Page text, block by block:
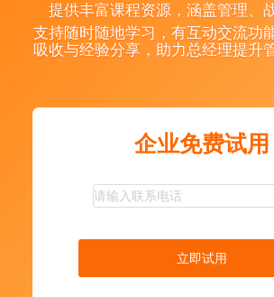
提供丰富课程资源，涵盖管理、
支持随时随地学习，有互动交流功
吸收与经验分享，助力总经理提升
企业免费试用
立即试用